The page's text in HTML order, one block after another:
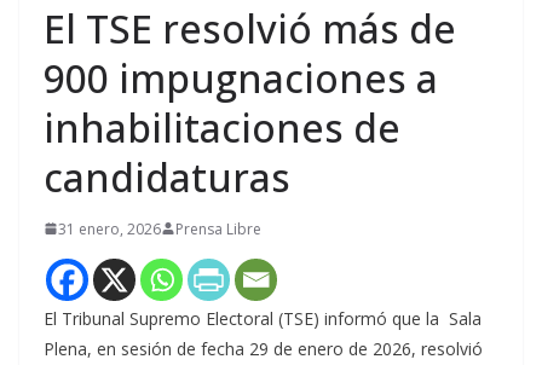
El TSE resolvió más de
900 impugnaciones a
inhabilitaciones de
candidaturas
31 enero, 2026 Prensa Libre
El Tribunal Supremo Electoral (TSE) informó que la Sala
Plena, en sesión de fecha 29 de enero de 2026, resolvió